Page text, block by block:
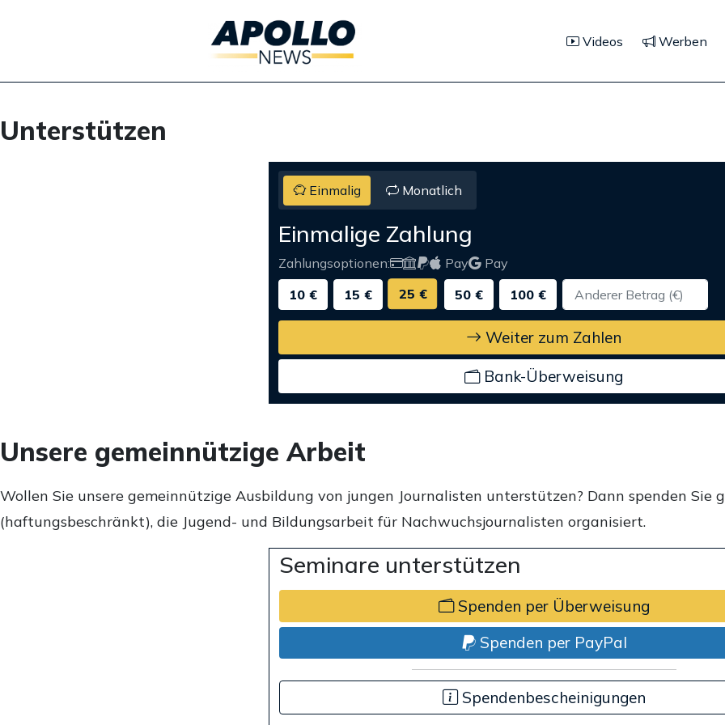
Videos Werben
Unterstützen
Einmalig Monatlich
Einmalige Zahlung
Zahlungsoptionen: Pay
Pay
10 €
15 € 25 € 50 € 100 €
Weiter zum Zahlen
Bank-Überweisung
Unsere gemeinnützige Arbeit
Wollen Sie unsere gemeinnützige Ausbildung von jungen Journalisten unterstützen? Dann spenden Sie
(haftungsbeschränkt), die Jugend- und Bildungsarbeit für Nachwuchsjournalisten organisiert.
Seminare unterstützen
Spenden per Überweisung
Spenden per PayPal
Spendenbescheinigungen